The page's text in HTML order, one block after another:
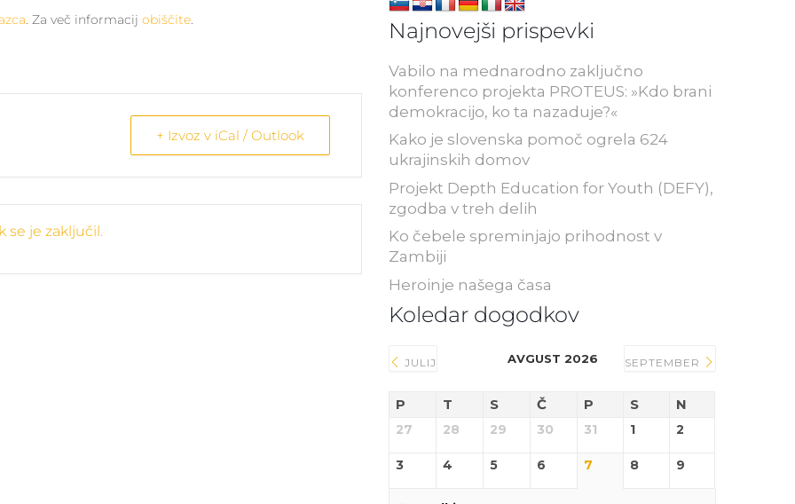
. Za več informacij obiščite.
+ Izvoz v iCal / Outlook
se je zaključil.
Najnovejši prispevki
Vabilo na mednarodno zaključno
konferenco projekta PROTEUS: »Kdo brani
demokracijo, ko ta nazaduje?«
Kako je slovenska pomoč ogrela 624
ukrajinskih domov
Projekt Depth Education for Youth (DEFY),
zgodba v treh delih
Ko čebele spreminjajo prihodnost v
Zambiji
Heroinje našega časa
Koledar dogodkov
JULIJ AVGUST 2026 SEPTEMBER
P T S Č P S N
27 28 29 30 31 1 2
3 4 5 6 7 8 9